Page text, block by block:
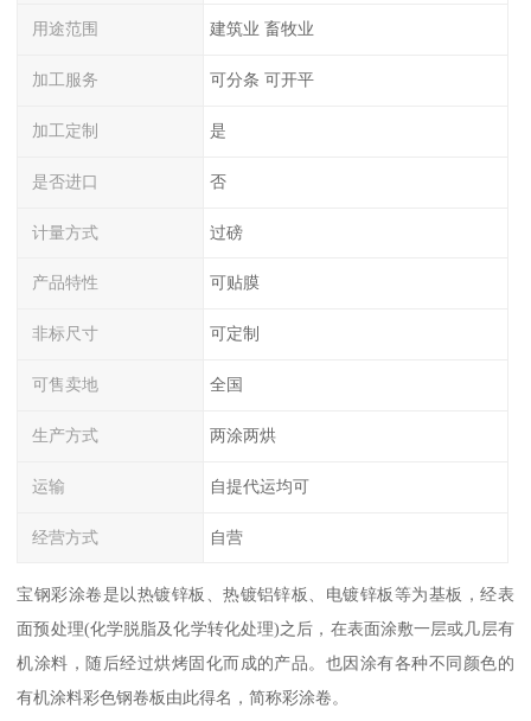
用途范围 建筑业 畜牧业
加工服务 可分条 可开平
加工定制 是
是否进口 否
计量方式 过磅
产品特性 可贴膜
非标尺寸 可定制
可售卖地 全国
生产方式 两涂两烘
运输 自提代运均可
经营方式 自营
宝钢彩涂卷是以热镀锌板、热镀铝锌板、电镀锌板等为基板，经表
面预处理(化学脱脂及化学转化处理)之后，在表面涂敷一层或几层有
机涂料，随后经过烘烤固化而成的产品。也因涂有各种不同颜色的
有机涂料彩色钢卷板由此得名，简称彩涂卷。